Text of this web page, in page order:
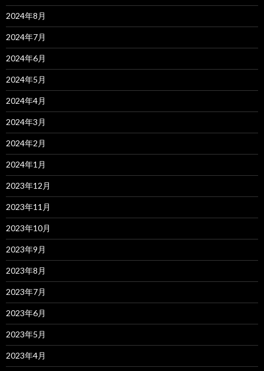
2024年8月
2024年7月
2024年6月
2024年5月
2024年4月
2024年3月
2024年2月
2024年1月
2023年12月
2023年11月
2023年10月
2023年9月
2023年8月
2023年7月
2023年6月
2023年5月
2023年4月